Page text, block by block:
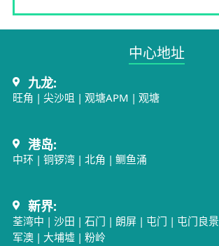
中心地址​
九龙:
旺角 | 尖沙咀 | 观塘APM | 观塘
港岛:
中环| 铜锣湾| 北角 | 鲗鱼涌
新界:
荃湾中 | 沙田 | 石门 | 朗屏| 屯门 | 屯门良景
军澳| 大埔墟 | 粉岭